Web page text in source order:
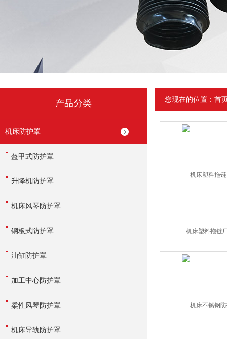
产品分类
机床防护罩
盔甲式防护罩
升降机防护罩
机床风琴防护罩
钢板式防护罩
油缸防护罩
加工中心防护罩
柔性风琴防护罩
机床导轨防护罩
您现在的位置： 首
机床塑料拖链